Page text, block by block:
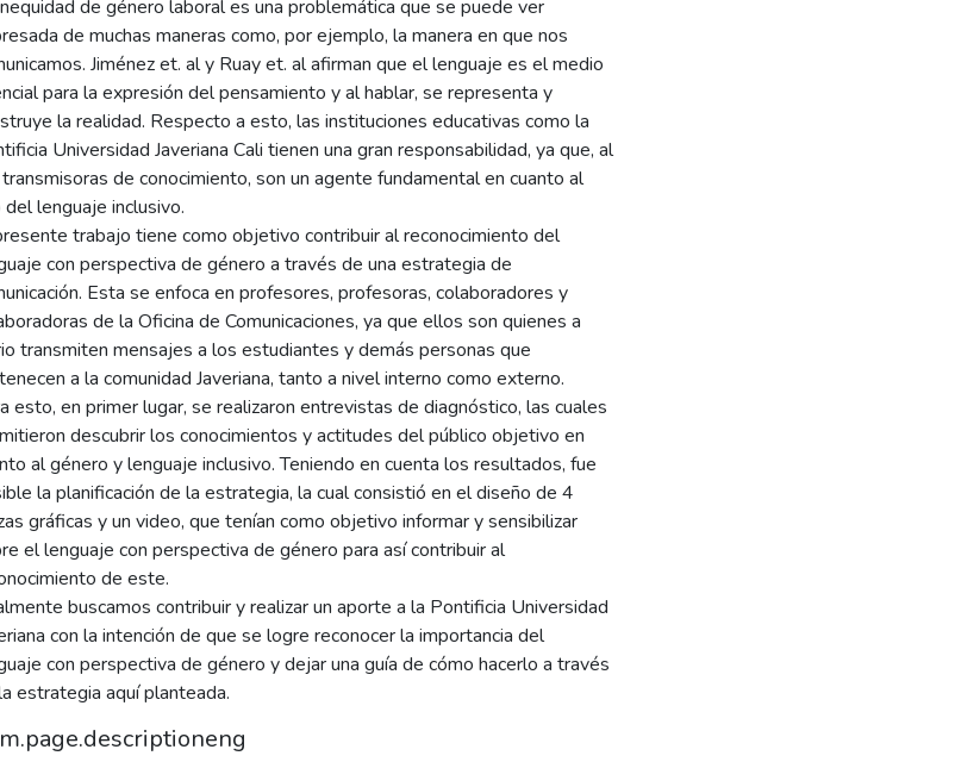
de género laboral es una problemática que se puede ver
de muchas maneras como, por ejemplo, la manera en que nos
Jiménez et. al y Ruay et. al afirman que el lenguaje es el medio
para la expresión del pensamiento y al hablar, se representa y
la realidad. Respecto a esto, las instituciones educativas como la
Universidad Javeriana Cali tienen una gran responsabilidad, ya que, al
de conocimiento, son un agente fundamental en cuanto al
del lenguaje inclusivo.
trabajo tiene como objetivo contribuir al reconocimiento del
con perspectiva de género a través de una estrategia de
Esta se enfoca en profesores, profesoras, colaboradores y
de la Oficina de Comunicaciones, ya que ellos son quienes a
transmiten mensajes a los estudiantes y demás personas que
a la comunidad Javeriana, tanto a nivel interno como externo.
esto, en primer lugar, se realizaron entrevistas de diagnóstico, las cuales
descubrir los conocimientos y actitudes del público objetivo en
al género y lenguaje inclusivo. Teniendo en cuenta los resultados, fue
la planificación de la estrategia, la cual consistió en el diseño de 4
gráficas y un video, que tenían como objetivo informar y sensibilizar
el lenguaje con perspectiva de género para así contribuir al
de este.
buscamos contribuir y realizar un aporte a la Pontificia Universidad
con la intención de que se logre reconocer la importancia del
con perspectiva de género y dejar una guía de cómo hacerlo a través
estrategia aquí planteada.